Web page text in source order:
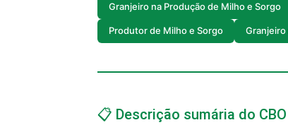
Granjeiro na Produção de Milho e Sorgo
Produtor de Milho e Sorgo Granjeiro
📋 Descrição sumária do